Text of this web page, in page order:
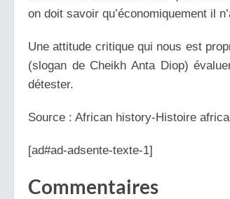
on doit savoir qu’économiquement il
Une attitude critique qui nous est
(slogan de Cheikh Anta Diop)
détester.
Source : African history-Histoire
[ad#ad-adsente-texte-1]
Commentaires